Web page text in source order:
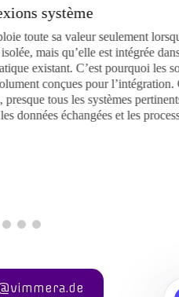
valeur seulement lorsqu’elle ne
qu’elle est intégrée dans
C’est pourquoi les solutions
pour l’intégration. Grâce à
les systèmes pertinents
échangées et les processus